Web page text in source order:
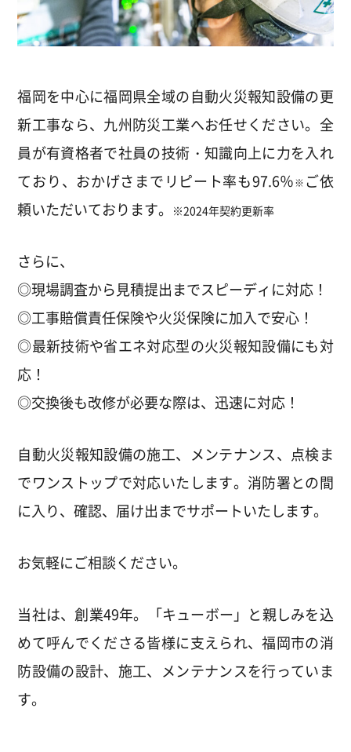
福岡を中心に福岡県全域の自動火災報知設備の更
新工事なら、九州防災工業へお任せください。全
員が有資格者で社員の技術・知識向上に力を入れ
ており、おかげさまでリピート率も97.6％※ ご依
頼いただいております。
※2024年契約更新率
さらに、
◎現場調査から見積提出までスピーディに対応！
◎工事賠償責任保険や火災保険に加入で安心！
◎最新技術や省エネ対応型の火災報知設備にも対
応！
◎交換後も改修が必要な際は、迅速に対応！
自動火災報知設備の施工、メンテナンス、点検ま
でワンストップで対応いたします。消防署との間
に入り、確認、届け出までサポートいたします。
お気軽にご相談ください。
当社は、創業49年。「キューボー」と親しみを込
めて呼んでくださる皆様に支えられ、福岡市の消
防設備の設計、施工、メンテナンスを行っていま
す。